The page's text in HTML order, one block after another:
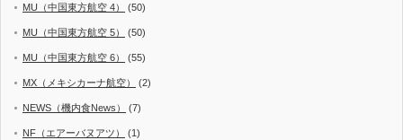
MU（中国東方航空 4） (50)
MU（中国東方航空 5） (50)
MU（中国東方航空 6） (55)
MX（メキシカーナ航空） (2)
NEWS（機内食News） (7)
NF（エアーバヌアツ） (1)